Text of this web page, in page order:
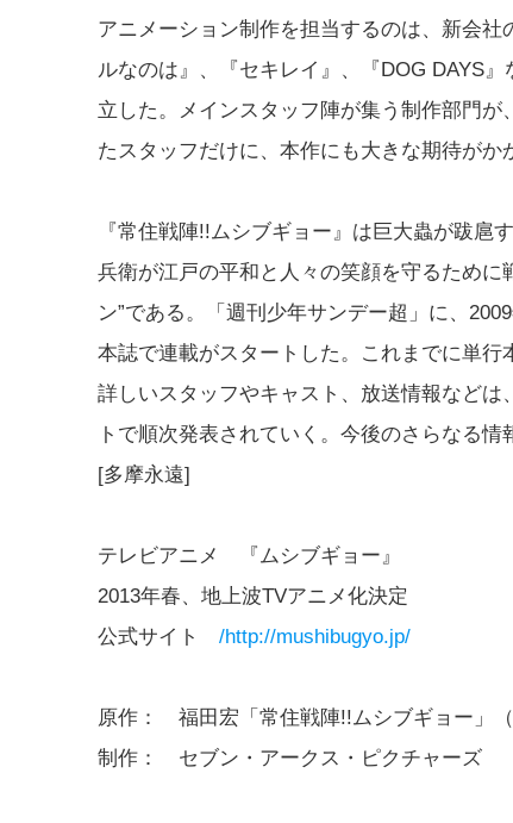
アニメーション制作を担当するのは、新会
ルなのは』、『セキレイ』、『DOG DAYS
立した。メインスタッフ陣が集う制作部門
たスタッフだけに、本作にも大きな期待がか
『常住戦陣!!ムシブギョー』は巨大蟲が跋
兵衛が江戸の平和と人々の笑顔を守るために
ン”である。「週刊少年サンデー超」に、
本誌で連載がスタートした。これまでに単行
詳しいスタッフやキャスト、放送情報など
トで順次発表されていく。今後のさらなる情
[多摩永遠]
テレビアニメ 『ムシブギョー』
2013年春、地上波TVアニメ化決定
公式サイト /http://mushibugyo.jp/
原作： 福田宏「常住戦陣!!ムシブギョー」
制作： セブン・アークス・ピクチャーズ